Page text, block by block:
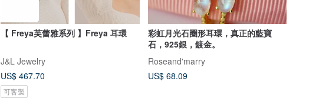
【 Freya芙蕾雅系列 】Freya 耳環
J&L Jewelry
US$ 467.70
可客製
彩虹月光石圈形耳環，真正的藍寶
石，925銀，鍍金。
Roseand'marry
US$ 68.09